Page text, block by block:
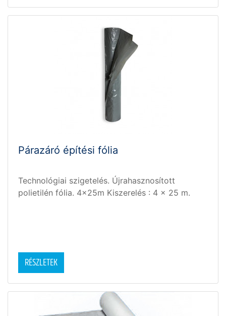
Párazáró építési fólia
Technológiai szigetelés. Újrahasznosított
polietilén fólia. 4x25m Kiszerelés : 4 x 25 m.
RÉSZLETEK